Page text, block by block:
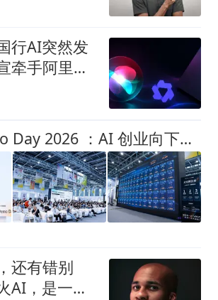
行AI突然发
牵手阿里，
Link-X Demo Day 2026 ：AI 创业向下扎根、向外延伸、向内深入
还有错别
AI，是一个